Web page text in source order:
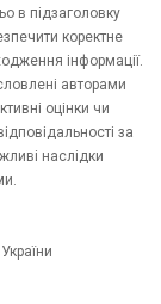
в підзаголовку
коректне
інформації.
авторами
оцінки чи
за
наслідки